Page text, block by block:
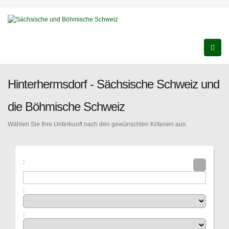
Hinterhermsdorf - Sächsische Schweiz und
die Böhmische Schweiz
Wählen Sie Ihre Unterkunft nach den gewünschten Kriterien aus.
:
:
: